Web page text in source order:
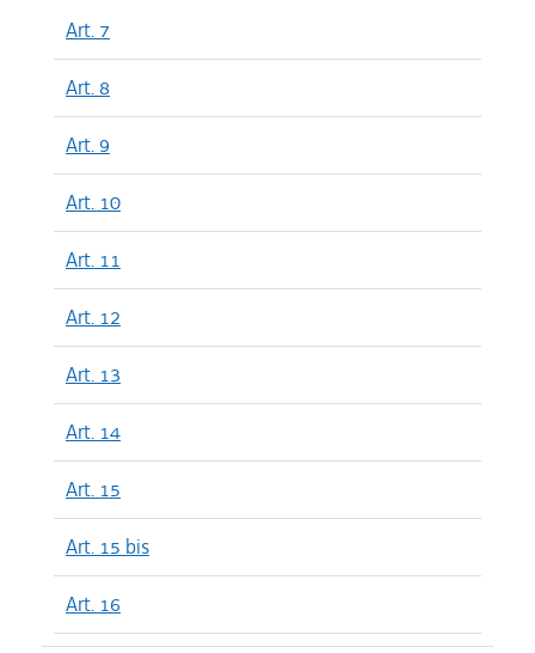
Art. 7
Art. 8
Art. 9
Art. 10
Art. 11
Art. 12
Art. 13
Art. 14
Art. 15
Art. 15 bis
Art. 16